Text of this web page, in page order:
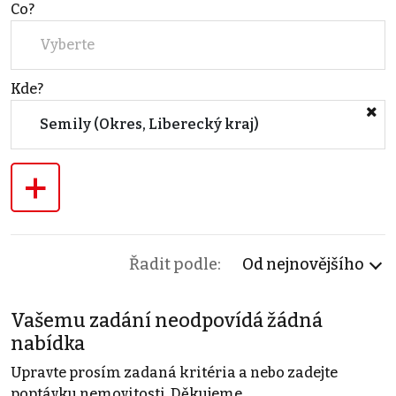
Co?
Vyberte
Kde?
Semily (Okres, Liberecký kraj)
+
Řadit podle: Od nejnovějšího
Vašemu zadání neodpovídá žádná
nabídka
Upravte prosím zadaná kritéria a nebo zadejte